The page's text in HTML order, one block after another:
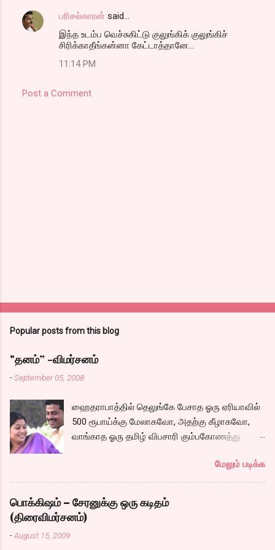
பரிசல்காரன் said…
இந்த உடம்ப வெச்சுகிட்டு குலுங்கிக் குலுங்கிச்
சிரிக்காதீங்கன்னா கேட்டாத்தானே...
11:14 PM
Post a Comment
Popular posts from this blog
"தனம்” -விமர்சனம்
-September 05, 2008
ஹைதராபாத்தில் தெலுங்கே பேசாத ஓரு ஏரியாவில்
500 ரூபாய்க்கு மேலாகவோ, அதற்கு கீழாகவோ,
வாங்காத ஓரு தமிழ் விபசாரி கும்பகோணத்து
வாழ்கைபடுகிறாள். அவளுடய வாழ்கை எப்படி
அமைந்தது? என்ற ஓரு நல்ல லைனை , சங்கீதா
தன்னுடய இடுப்பை சுழற்றி, சுழற்றி நடப்பதை போல்
சும்மா, சுத்தி, சுத்தி குழப்பி, நம்பமுடியாத
திரைக்கதையால் சொதப்பி,சங்கீதாவை ஏதோ
மேலும் படிக்க
பொக்கிஷம் – சேரனுக்கு ஒரு கடிதம்
(திரைவிமர்சனம்)
-August 15, 2009